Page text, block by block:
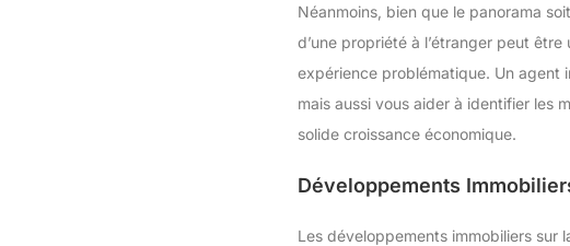
Néanmoins, bien que le panorama
d’une propriété à l’étranger peut
expérience problématique. Un agent
mais aussi vous aider à identifier les
solide croissance économique.
Développements
Les développements immobiliers sur